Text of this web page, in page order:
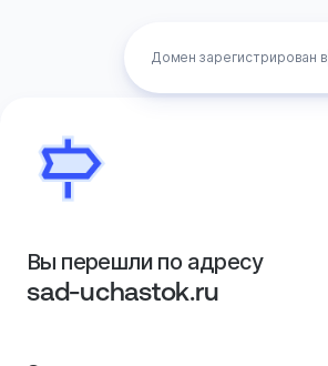
Домен зарегистрирован в
Вы перешли по адресу
sad-uchastok.ru